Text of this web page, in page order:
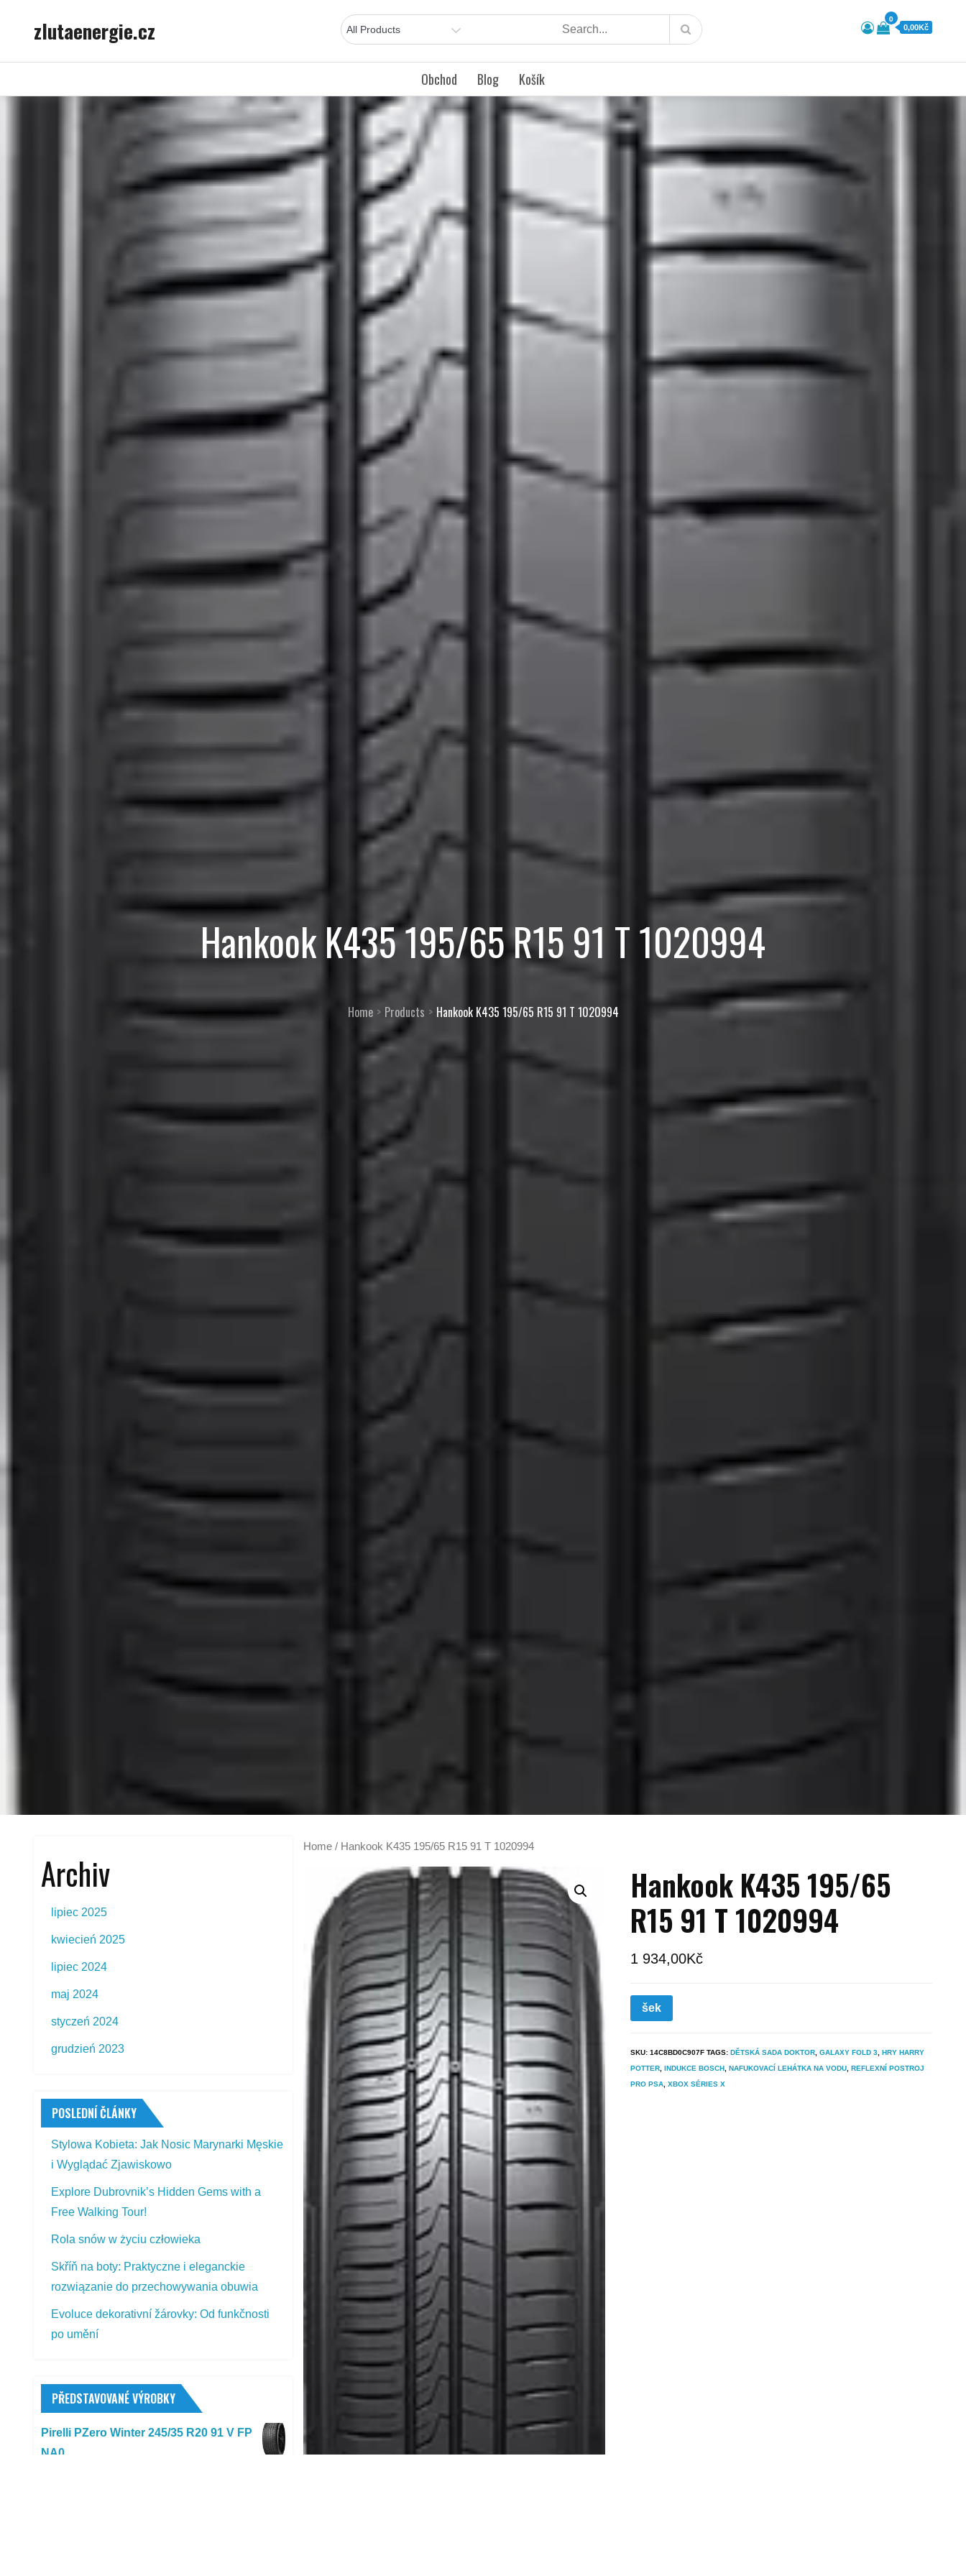
zlutaenergie.cz 0
0,00Kč
Obchod Blog Košík
Hankook K435 195/65 R15 91 T 1020994
Home Products Hankook K435 195/65 R15 91 T 1020994
Home / Hankook K435 195/65 R15 91 T 1020994
Hankook K435 195/65
R15 91 T 1020994
1 934,00Kč
šek
SKU: 14C8BD0C907F TAGS: DĚTSKÁ SADA DOKTOR GALAXY FOLD 3 HRY HARRY
POTTER INDUKCE BOSCH NAFUKOVACÍ LEHÁTKA NA VODU REFLEXNÍ POSTROJ
PRO PSA XBOX SÉRIES X
Archiv
lipiec 2025
kwiecień 2025
lipiec 2024
maj 2024
styczeń 2024
grudzień 2023
POSLEDNÍ ČLÁNKY
Stylowa Kobieta: Jak Nosic Marynarki Męskie
i Wyglądać Zjawiskowo
Explore Dubrovnik’s Hidden Gems with a
Free Walking Tour!
Rola snów w życiu człowieka
Skříň na boty: Praktyczne i eleganckie
rozwiązanie do przechowywania obuwia
Evoluce dekorativní žárovky: Od funkčnosti
po umění
PŘEDSTAVOVANÉ VÝROBKY
Pirelli PZero Winter 245/35 R20 91 V FP
NA0